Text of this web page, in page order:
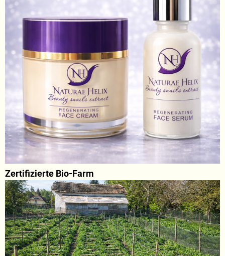
Zertifizierte Bio-Farm